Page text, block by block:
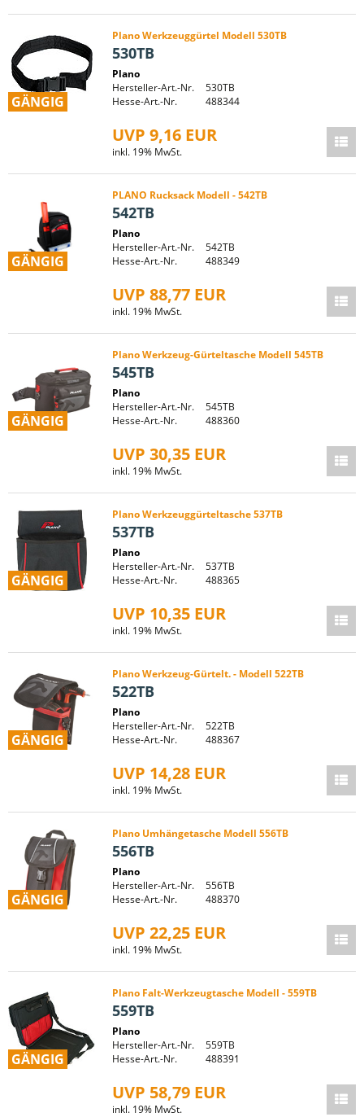
GÄNGIG
Plano Werkzeuggürtel Modell 530TB
530TB
Plano
Hersteller-Art.-Nr.
530TB
Hesse-Art.-Nr.
488344
UVP 9,16 EUR
inkl. 19% MwSt.
GÄNGIG
PLANO Rucksack Modell - 542TB
542TB
Plano
Hersteller-Art.-Nr.
542TB
Hesse-Art.-Nr.
488349
UVP 88,77 EUR
inkl. 19% MwSt.
GÄNGIG
Plano Werkzeug-Gürteltasche Modell 545TB
545TB
Plano
Hersteller-Art.-Nr.
545TB
Hesse-Art.-Nr.
488360
UVP 30,35 EUR
inkl. 19% MwSt.
GÄNGIG
Plano Werkzeuggürteltasche 537TB
537TB
Plano
Hersteller-Art.-Nr.
537TB
Hesse-Art.-Nr.
488365
UVP 10,35 EUR
inkl. 19% MwSt.
GÄNGIG
Plano Werkzeug-Gürtelt. - Modell 522TB
522TB
Plano
Hersteller-Art.-Nr.
522TB
Hesse-Art.-Nr.
488367
UVP 14,28 EUR
inkl. 19% MwSt.
GÄNGIG
Plano Umhängetasche Modell 556TB
556TB
Plano
Hersteller-Art.-Nr.
556TB
Hesse-Art.-Nr.
488370
UVP 22,25 EUR
inkl. 19% MwSt.
GÄNGIG
Plano Falt-Werkzeugtasche Modell - 559TB
559TB
Plano
Hersteller-Art.-Nr.
559TB
Hesse-Art.-Nr.
488391
UVP 58,79 EUR
inkl. 19% MwSt.